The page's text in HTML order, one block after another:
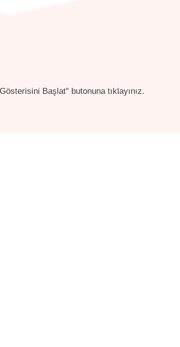
Başlat" butonuna tıklayınız.